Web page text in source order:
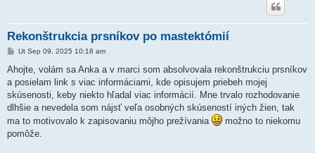
Rekonštrukcia prsníkov po mastektómií
P
í
p
e
o
k
Ut Sep 09, 2025 10:18 am
Ahojte, volám sa Anka a v marci som absolvovala rekonštrukciu prsníkov
a posielam link s viac informáciami, kde opisujem priebeh mojej
skúsenosti, keby niekto hľadal viac informácií. Mne trvalo rozhodovanie
dlhšie a nevedela som nájsť veľa osobných skúseností iných žien, tak
ma to motivovalo k zapisovaniu môjho prežívania
možno to niekomu
pomôže.